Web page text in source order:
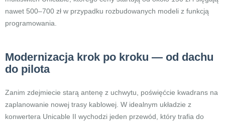
nawet 500–700 zł w przypadku rozbudowanych modeli z funkcją
programowania.
Modernizacja krok po kroku — od dachu
do pilota
Zanim zdejmiecie starą antenę z uchwytu, poświęćcie kwadrans na
zaplanowanie nowej trasy kablowej. W idealnym układzie z
konwertera Unicable II wychodzi jeden przewód, który trafia do